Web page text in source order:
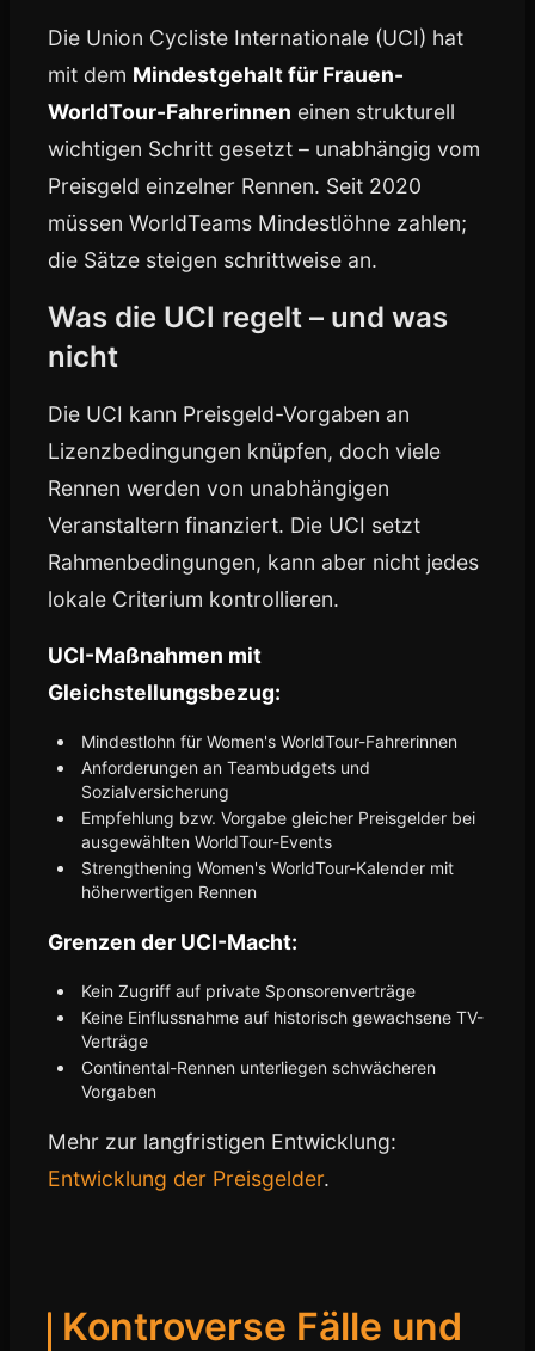
Die Union Cycliste Internationale (UCI) hat
mit dem Mindestgehalt für Frauen-
WorldTour-Fahrerinnen einen strukturell
wichtigen Schritt gesetzt – unabhängig vom
Preisgeld einzelner Rennen. Seit 2020
müssen WorldTeams Mindestlöhne zahlen;
die Sätze steigen schrittweise an.
Was die UCI regelt – und was
nicht
Die UCI kann Preisgeld-Vorgaben an
Lizenzbedingungen knüpfen, doch viele
Rennen werden von unabhängigen
Veranstaltern finanziert. Die UCI setzt
Rahmenbedingungen, kann aber nicht jedes
lokale Criterium kontrollieren.
UCI-Maßnahmen mit
Gleichstellungsbezug:
Mindestlohn für Women's WorldTour-Fahrerinnen
Anforderungen an Teambudgets und
Sozialversicherung
Empfehlung bzw. Vorgabe gleicher Preisgelder bei
ausgewählten WorldTour-Events
Strengthening Women's WorldTour-Kalender mit
höherwertigen Rennen
Grenzen der UCI-Macht:
Kein Zugriff auf private Sponsorenverträge
Keine Einflussnahme auf historisch gewachsene TV-
Verträge
Continental-Rennen unterliegen schwächeren
Vorgaben
Mehr zur langfristigen Entwicklung:
Entwicklung der Preisgelder.
Kontroverse Fälle und